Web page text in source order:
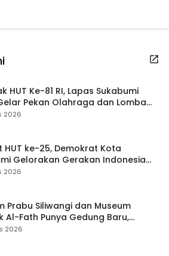
HUT Ke-81 RI, Lapas Sukabumi
Pekan Olahraga dan Lomba
2026
HUT ke-25, Demokrat Kota
Gelorakan Gerakan Indonesia
Aksi Bersih Masjid Agung
2026
Prabu Siliwangi dan Museum
Al-Fath Punya Gedung Baru,
Koleksi Dipisahkan
2026